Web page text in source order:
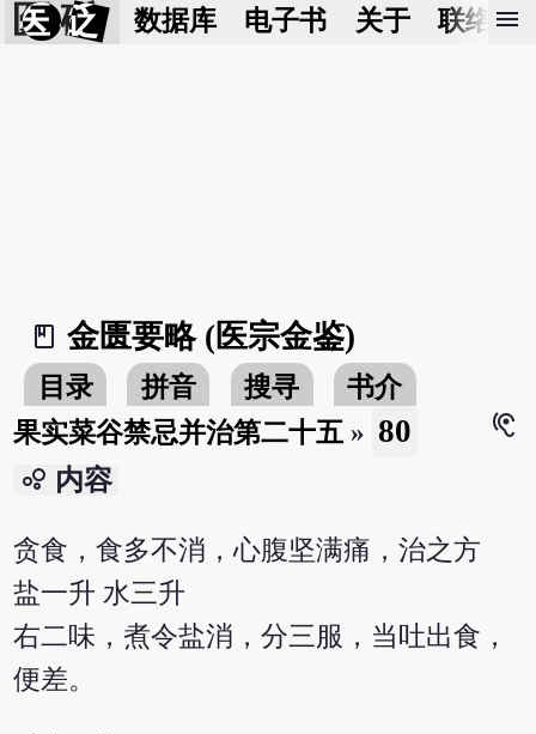
医 砭 数据库 电子书 关于 联络我
menu
book_2
金匮要略 (医宗金鉴)
目录 拼音 搜寻
书介
果实菜谷禁忌并治第二十五 » 80
hearing
bubble_chart 内容
贪食，食多不消，心腹坚满痛，治之方
盐一升 水三升
右二味，煮令盐消，分三服，当吐出食，
便差。